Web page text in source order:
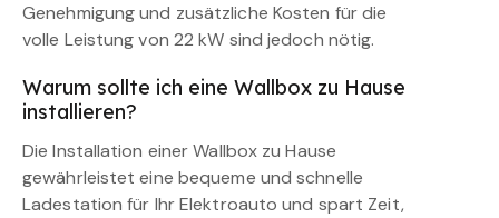
Genehmigung und zusätzliche Kosten für die
volle Leistung von 22 kW sind jedoch nötig.
Warum sollte ich eine Wallbox zu Hause
installieren?
Die Installation einer Wallbox zu Hause
gewährleistet eine bequeme und schnelle
Ladestation für Ihr Elektroauto und spart Zeit,